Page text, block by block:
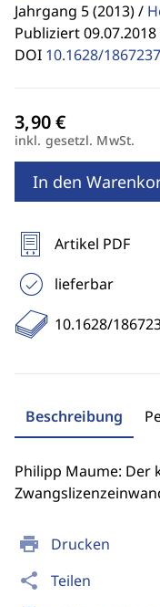
print Drucken
share Teilen
Jahrgang 5 (2013) /
Publiziert 09.07.2018
DOI 10.1628/
inkl. gesetzl. MwSt.
In den
Artikel PDF
lieferbar
10.1628/
Beschreibung
Philipp Maume: Der